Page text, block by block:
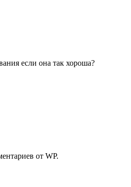
если она так хороша?
от WP.